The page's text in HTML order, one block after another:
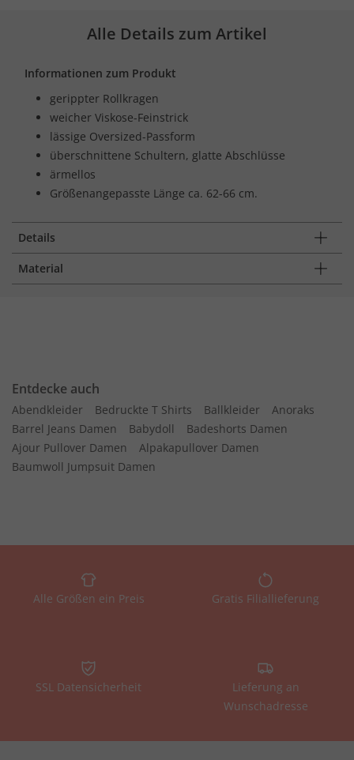
Alle Details zum Artikel
Informationen zum Produkt
gerippter Rollkragen
weicher Viskose-Feinstrick
lässige Oversized-Passform
überschnittene Schultern, glatte Abschlüsse
ärmellos
Größenangepasste Länge ca. 62-66 cm.
Details
Material
Entdecke auch
Abendkleider Bedruckte T Shirts Ballkleider
Anoraks
Barrel Jeans Damen
Babydoll
Badeshorts Damen
Ajour Pullover Damen
Alpakapullover Damen
Baumwoll Jumpsuit Damen
Alle Größen ein Preis Gratis Filiallieferung
SSL Datensicherheit
Lieferung an
Wunschadresse